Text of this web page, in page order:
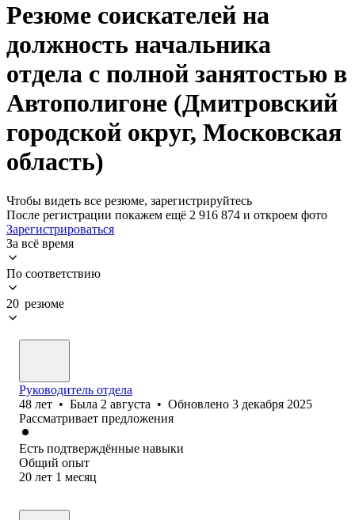
Резюме соискателей на
должность начальника
отдела с полной занятостью в
Автополигоне (Дмитровский
городской округ, Московская
область)
Чтобы видеть все резюме, зарегистрируйтесь
После регистрации покажем ещё 2 916 874 и откроем фото
Зарегистрироваться
За всё время
По соответствию
20 резюме
Руководитель отдела
48 лет • Была 2 августа • Обновлено 3 декабря 2025
Рассматривает предложения
Есть подтверждённые навыки
Общий опыт
20 лет 1 месяц